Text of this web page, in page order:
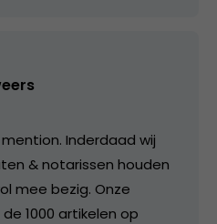
Inderdaad wij
& notarissen houden
mee bezig. Onze
1000 artikelen op